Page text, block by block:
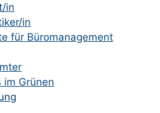
in
in
für Büromanagement
im Grünen